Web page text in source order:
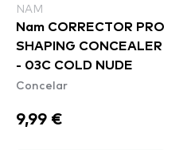
NAM
Nam CORRECTOR PRO
SHAPING CONCEALER
- 03C COLD NUDE
Concelar
9,99 €